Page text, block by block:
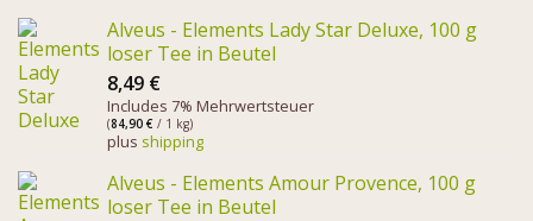
Alveus - Elements Lady Star Deluxe, 100 g
loser Tee in Beutel
8,49 €
Includes 7% Mehrwertsteuer
(84,90 € / 1 kg)
plus shipping
Alveus - Elements Amour Provence, 100 g
loser Tee in Beutel